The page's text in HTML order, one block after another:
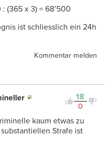
(365 x 3) = 68’500
ist schliesslich ein 24h
Kommentar melden
18
0
kaum etwas zu
Strafe ist